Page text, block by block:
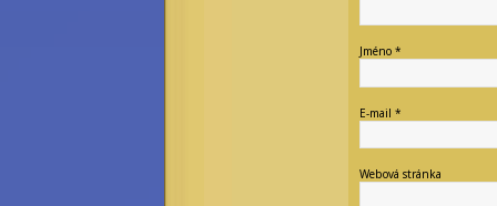
Jméno *
E-mail *
Webová stránka